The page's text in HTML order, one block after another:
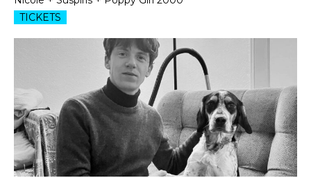
TICKETS